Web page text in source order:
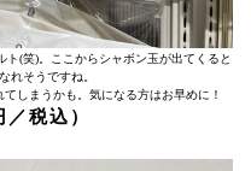
(笑)。ここからシャボン玉が出てくると
れそうですね。
しまうかも。気になる方はお早めに！
税込）